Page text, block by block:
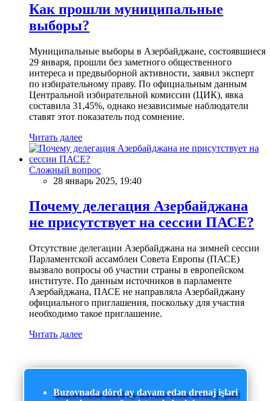
Как прошли муниципальные
выборы?
Муниципальные выборы в Азербайджане, состоявшиеся
29 января, прошли без заметного общественного
интереса и предвыборной активности, заявил эксперт
по избирательному праву. По официальным данным
Центральной избирательной комиссии (ЦИК), явка
составила 31,45%, однако независимые наблюдатели
ставят этот показатель под сомнение.
Читать далее
Сложный вопрос
28 январь 2025, 19:40
Почему делегация Азербайджана
не присутствует на сессии ПАСЕ?
Отсутствие делегации Азербайджана на зимней сессии
Парламентской ассамблеи Совета Европы (ПАСЕ)
вызвало вопросы об участии страны в европейском
институте. По данным источников в парламенте
Азербайджана, ПАСЕ не направляла Азербайджану
официального приглашения, поскольку для участия
необходимо такое приглашение.
Читать далее
Buzovnada dörd ay davam edən drenaj işləri